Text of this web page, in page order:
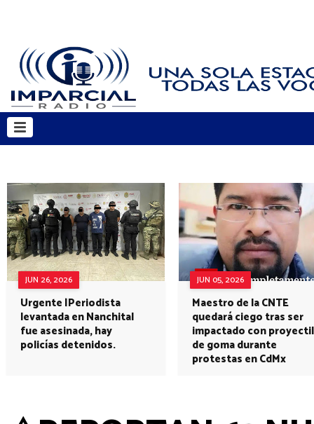
JUN 26, 2026
Urgente |Periodista
levantada en Nanchital
fue asesinada, hay
policías detenidos.
JUN 05, 2026
Maestro de la CNTE
quedará ciego tras ser
impactado con proyectil
de goma durante
protestas en CdMx